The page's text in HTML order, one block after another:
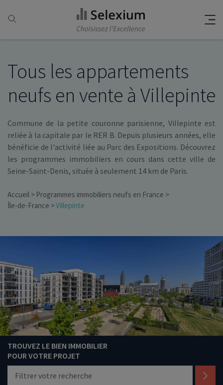
Tous les appartements
neufs en vente à Villepinte
Commune de la petite couronne parisienne, Villepinte est
reliée à la capitale par le RER B. Depuis plusieurs années, elle
bénéficie de l'activité liée au Parc des Expositions. Découvrez
les programmes immobiliers en cours dans cette ville de
Seine-Saint-Denis, située à seulement 14 km de Paris.
Accueil
Programmes immobiliers neufs en France
Île-de-France
Villepinte
TROUVEZ LE BIEN IMMOBILIER
POUR VOTRE PROJET
Filtrer votre recherche